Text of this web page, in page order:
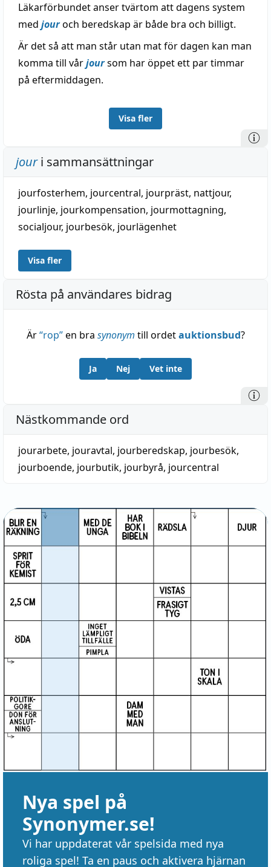
Läkarförbundet anser tvärtom att dagens system
med jouroch beredskap är både bra och billigt.
Är det så att man står utan mat för dagen kan man
komma till vårjoursom har öppet ett par timmar
på eftermiddagen.
Visa fler
jouri sammansättningar
jourfosterhem, jourcentral, jourpräst, nattjour,
jourlinje, jourkompensation, jourmottagning,
socialjour, jourbesök, jourlägenhet
Visa fler
Rösta på användares bidrag
Är“rop”en bra synonym till ordetauktionsbud?
Ja Nej Vet inte
Nästkommande ord
jourarbete, jouravtal, jourberedskap, jourbesök,
jourboende, jourbutik, jourbyrå, jourcentral
Nya spel på
Synonymer.se!
Vi har uppdaterat vår spelsida med nya
roliga spel! Ta en paus och aktivera hjärnan